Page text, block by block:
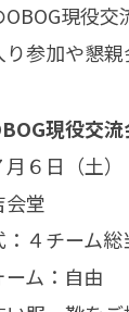
現役交
り参加や懇
現役交流
６日（土）
堂
４チーム総
ム：自由